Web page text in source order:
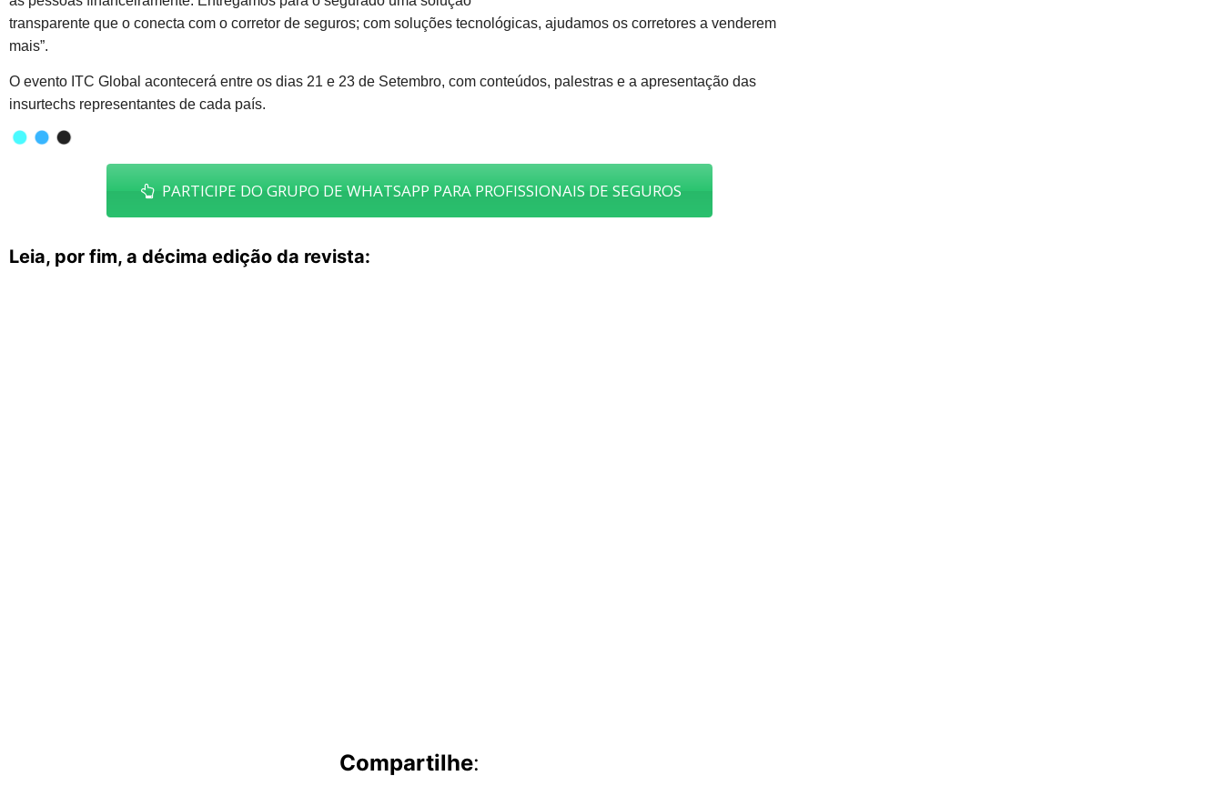
transparente que o conecta com o corretor de seguros; com soluções tecnológicas, ajudamos os corretores a venderem
mais”.
O evento ITC Global acontecerá entre os dias 21 e 23 de Setembro, com conteúdos, palestras e a apresentação das
insurtechs representantes de cada país.
PARTICIPE DO GRUPO DE WHATSAPP PARA PROFISSIONAIS DE SEGUROS
Leia, por fim, a décima edição da revista:
Compartilhe: